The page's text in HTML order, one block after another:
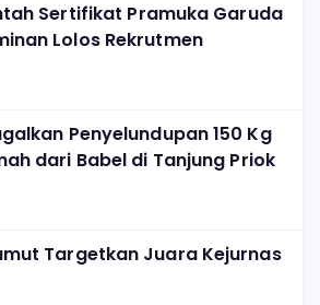
Sertifikat Pramuka Garuda
Lolos Rekrutmen
Penyelundupan 150 Kg
dari Babel di Tanjung Priok
Targetkan Juara Kejurnas